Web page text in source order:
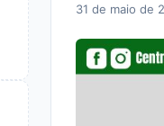
31 de maio de